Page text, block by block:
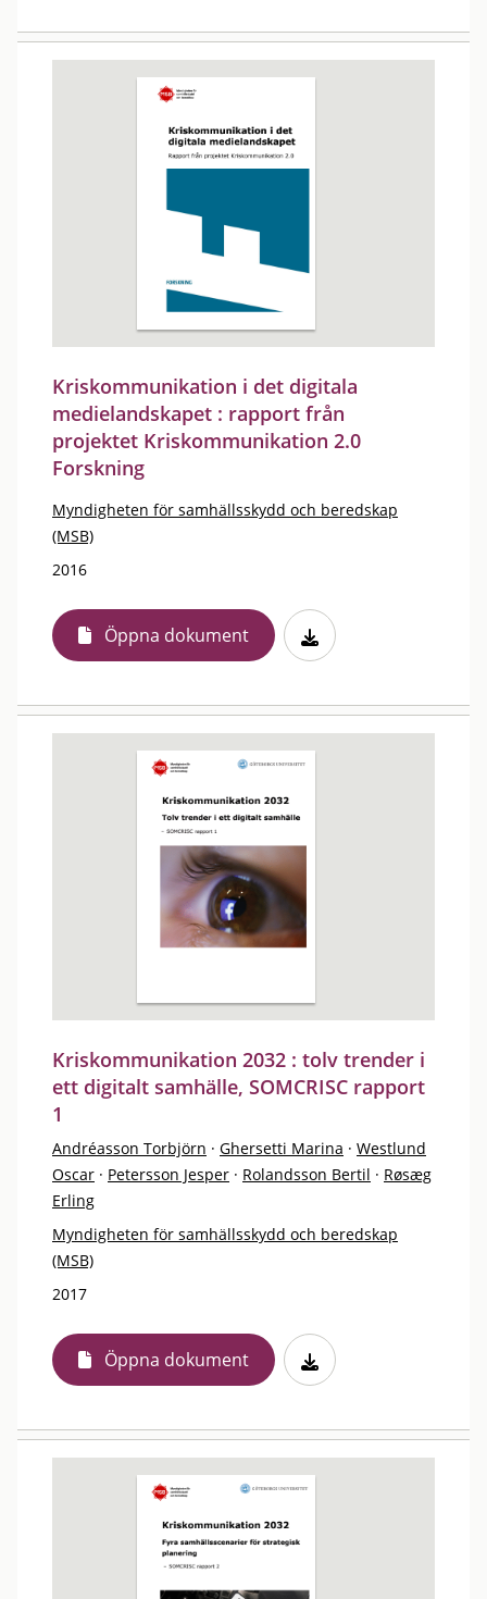
Kriskommunikation i det digitala
medielandskapet : rapport från
projektet Kriskommunikation 2.0
Forskning
Myndigheten för samhällsskydd och beredskap
(MSB)
2016
Öppna dokument
Kriskommunikation 2032 : tolv trender i
ett digitalt samhälle, SOMCRISC rapport
1
Andréasson Torbjörn · Ghersetti Marina · Westlund
Oscar · Petersson Jesper · Rolandsson Bertil · Røsæg
Erling
Myndigheten för samhällsskydd och beredskap
(MSB)
2017
Öppna dokument